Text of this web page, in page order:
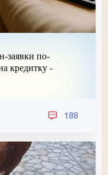
заявки по-
кредитку -
188